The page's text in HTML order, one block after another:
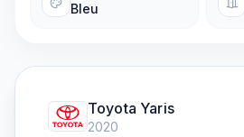
Bleu
Toyota Yaris
2020